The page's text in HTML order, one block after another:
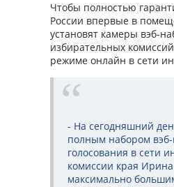
Чтобы полностью
России впервые в
установят камеры вэб-
избирательных
режиме онлайн в сети
- На сегодняшний
полным набором
голосования в сети
комиссии края
максимально